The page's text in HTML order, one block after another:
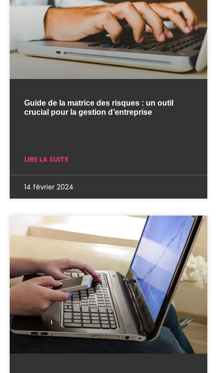
Guide de la matrice des risques : un outil
crucial pour la gestion d’entreprise
LIRE LA SUITE
14 février 2024